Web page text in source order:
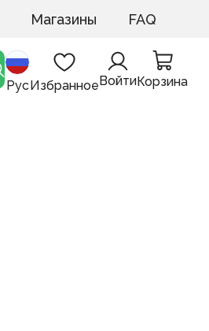
Магазины FAQ
РусИзбранноеВойтиКорзина